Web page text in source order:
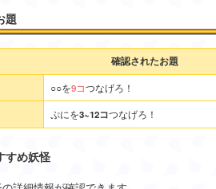
題
確認されたお題
○○を9コつなげろ！
ぷにを3~12コつなげろ！
すめ妖怪